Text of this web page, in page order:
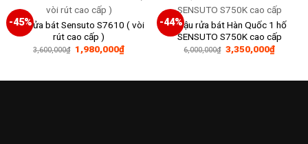
-45%
Vòi rửa bát Sensuto S7610 ( vòi
rút cao cấp )
3,600,000₫ Giá
gốc
1,980,000₫Giá
hiện
1,980,000₫.
-44%Chậu rửa bát Hàn Quốc 1 hố
SENSUTO S750K cao cấp
6,000,000₫ Giá
gốc
3,350,000₫Giá
hiện